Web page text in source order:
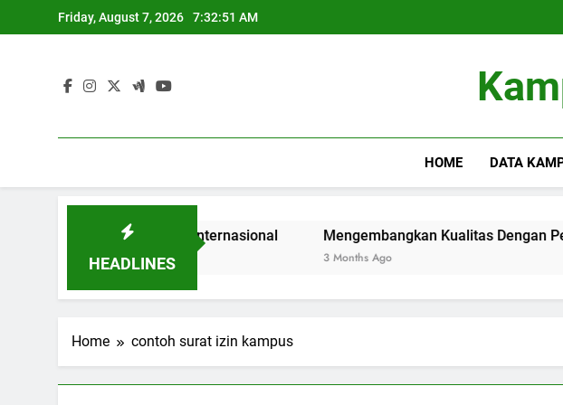
to
Friday, August 7, 2026 7:32:51 AM
HOME DATA
HEADLINES
Mahasiswa di Era Internasional Mengembangkan Kualitas Dengan
3 Months Ago
Home contoh surat izin kampus